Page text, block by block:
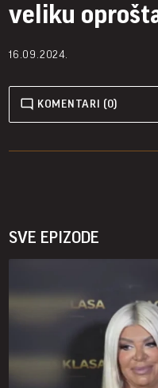
veliku
16.09.2024.
KOMENTARI (0)
SVE EPIZODE